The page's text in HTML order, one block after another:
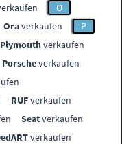
O
Oraverkaufen
P
Plymouthverkaufen
Porscheverkaufen
RUFverkaufen
Seatverkaufen
verkaufen